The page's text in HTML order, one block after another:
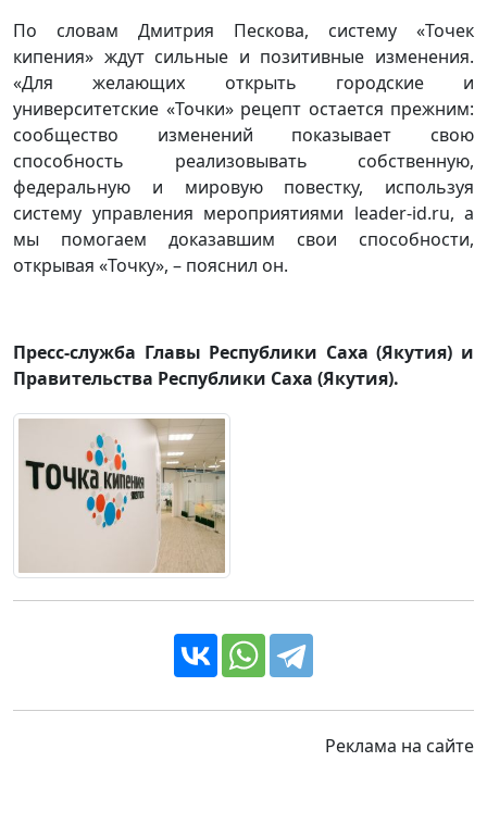
По словам Дмитрия Пескова, систему «Точек
кипения» ждут сильные и позитивные изменения.
«Для желающих открыть городские и
университетские «Точки» рецепт остается прежним:
сообщество изменений показывает свою
способность реализовывать собственную,
федеральную и мировую повестку, используя
систему управления мероприятиями leader-id.ru, а
мы помогаем доказавшим свои способности,
открывая «Точку», – пояснил он.
Пресс-служба Главы Республики Саха (Якутия) и
Правительства Республики Саха (Якутия).
Реклама на сайте